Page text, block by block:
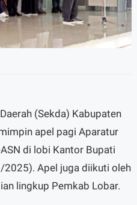
(Sekda) Kabupaten
apel pagi Aparatur
di lobi Kantor Bupati
Apel juga diikuti oleh
lingkup Pemkab Lobar.